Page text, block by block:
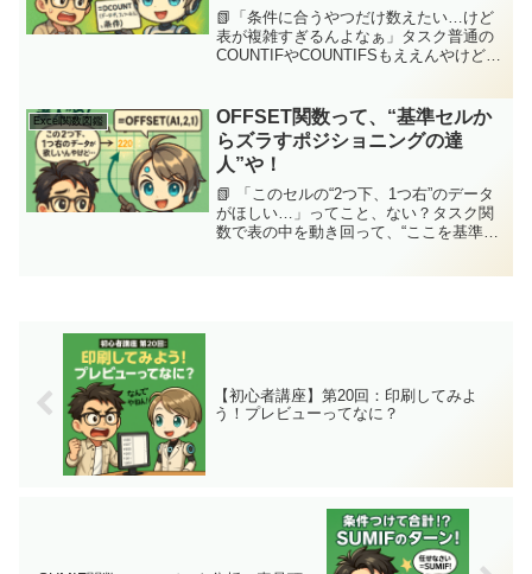
📗「条件に合うやつだけ数えたい…けど
表が複雑すぎるんよなぁ」タスク普通の
COUNTIFやCOUNTIFSもええんやけど…
上が100以上で担当が“佐藤”のデータって
何件？...
Excel関数図鑑
OFFSET関数って、“基準セルか
らズラすポジショニングの達
人”や！
📗 「このセルの“2つ下、1つ右”のデータ
がほしい…」ってこと、ない？タスク関
数で表の中を動き回って、“ここを基準に
【初心者講座】第20回：印刷してみよ
う！プレビューってなに？